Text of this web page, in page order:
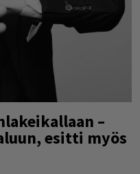
–
esitti myös